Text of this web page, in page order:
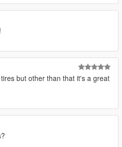
EDIT DON'T EDIT
but other than that it's a great